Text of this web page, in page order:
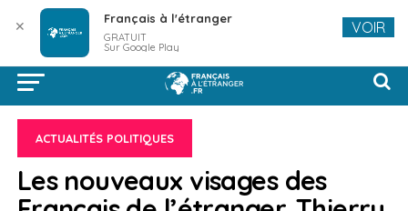
ACTUALITÉS POLITIQUES
Les nouveaux visages des
✕ Français à l'étranger
GRATUIT
Sur Google Play
VOIR